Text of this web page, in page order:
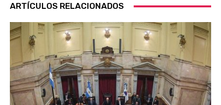
ARTÍCULOS RELACIONADOS